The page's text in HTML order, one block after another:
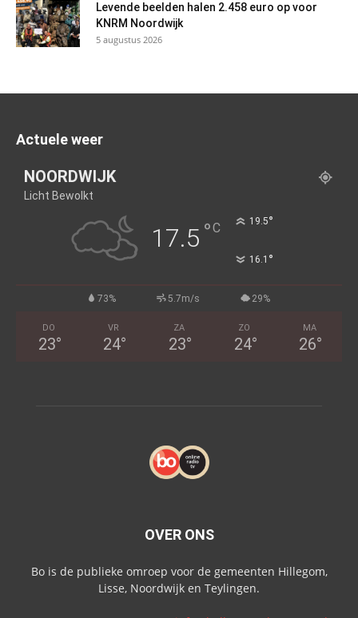
Levende beelden halen 2.458 euro op voor
KNRM Noordwijk
5 augustus 2026
Actuele weer
NOORDWIJK
Licht Bewolkt
17.5 °C 19.5°
16.1 °
73% 5.7m/s 29%
DO
23°
VR
24°
ZA
23°
ZO
24°
MA
26°
OVER ONS
Bo is de publieke omroep voor de gemeenten Hillegom,
Lisse, Noordwijk en Teylingen.